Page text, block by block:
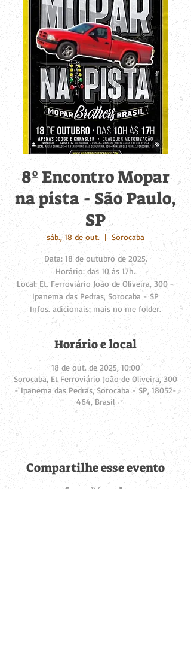
8º Encontro Mopar
na pista - São Paulo,
SP
sáb., 18 de out.
  |
Sorocaba
Data: 18 de outubro de 2025.
Horário: das 10 às 17h.
Local: Et. Ferroviário João de Oliveira, 300 -
Ipanema das Pedras, Sorocaba - SP
Infos. adicionais: mais no me folder.
Horário e local
18 de out. de 2025, 10:00
Sorocaba, Et Ferroviário João de Oliveira, 300
- Ipanema das Pedras, Sorocaba - SP, 18052-
464, Brasil
Compartilhe esse evento